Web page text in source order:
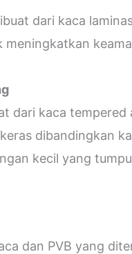
dari kaca
meningkatkan
dari kaca
dibandingkan
kecil yang
dan PVB yang